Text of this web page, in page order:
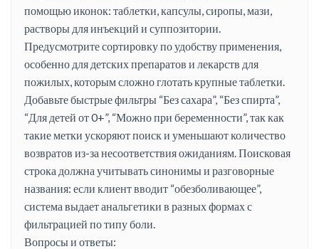
помощью иконок: таблетки, капсулы, сиропы, мази,
растворы для инъекций и суппозитории.
Предусмотрите сортировку по удобству применения,
особенно для детских препаратов и лекарств для
пожилых, которым сложно глотать крупные таблетки.
Добавьте быстрые фильтры “Без сахара”, “Без спирта”,
“Для детей от 0+”, “Можно при беременности”, так как
такие метки ускоряют поиск и уменьшают количество
возвратов из-за несоответствия ожиданиям. Поисковая
строка должна учитывать синонимы и разговорные
названия: если клиент вводит “обезболивающее”,
система выдает анальгетики в разных формах с
фильтрацией по типу боли.
Вопросы и ответы: